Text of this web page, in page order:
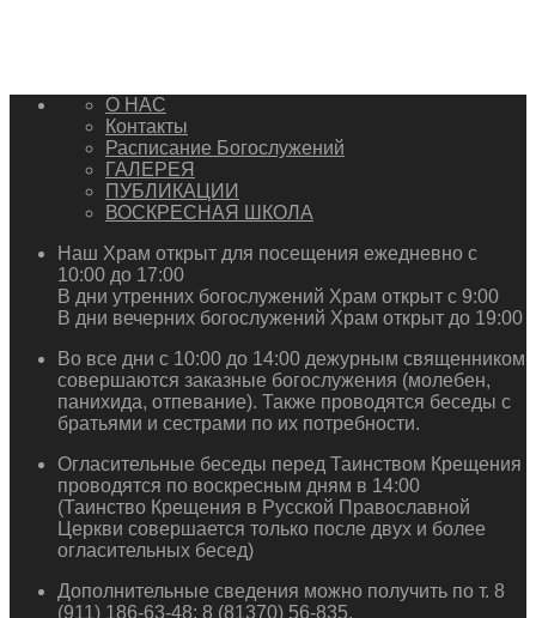
О НАС
Контакты
Расписание Богослужений
ГАЛЕРЕЯ
ПУБЛИКАЦИИ
ВОСКРЕСНАЯ ШКОЛА
Наш Храм открыт для посещения ежедневно с
10:00 до 17:00
В дни утренних богослужений Храм открыт с 9:00
В дни вечерних богослужений Храм открыт до 19:00
Во все дни с 10:00 до 14:00 дежурным священником
совершаются заказные богослужения (молебен,
панихида, отпевание). Также проводятся беседы с
братьями и сестрами по их потребности.
Огласительные беседы перед Таинством Крещения
проводятся по воскресным дням в 14:00
(Таинство Крещения в Русской Православной
Церкви совершается только после двух и более
огласительных бесед)
Дополнительные сведения можно получить по т. 8
(911) 186-63-48; 8 (81370) 56-835.